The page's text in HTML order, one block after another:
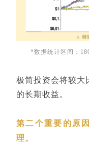
*数据统计区间：
极简投资会将较大
的长期收益。
第二个重要的原
理。